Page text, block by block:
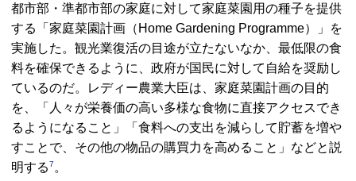
都市部・準都市部の家庭に対して家庭菜園用の種子を提供
する「家庭菜園計画（ Home Gardening Programme）」を
実施した。観光業復活の目途が立たないなか、最低限の食
料を確保できるように、政府が国民に対して自給を奨励し
ているのだ。レディー農業大臣は、家庭菜園計画の目的
を、「人々が栄養価の高い多様な食物に直接アクセスでき
るようになること」「食料への支出を減らして貯蓄を増や
すことで、その他の物品の購買力を高めること」などと説
明する7 。